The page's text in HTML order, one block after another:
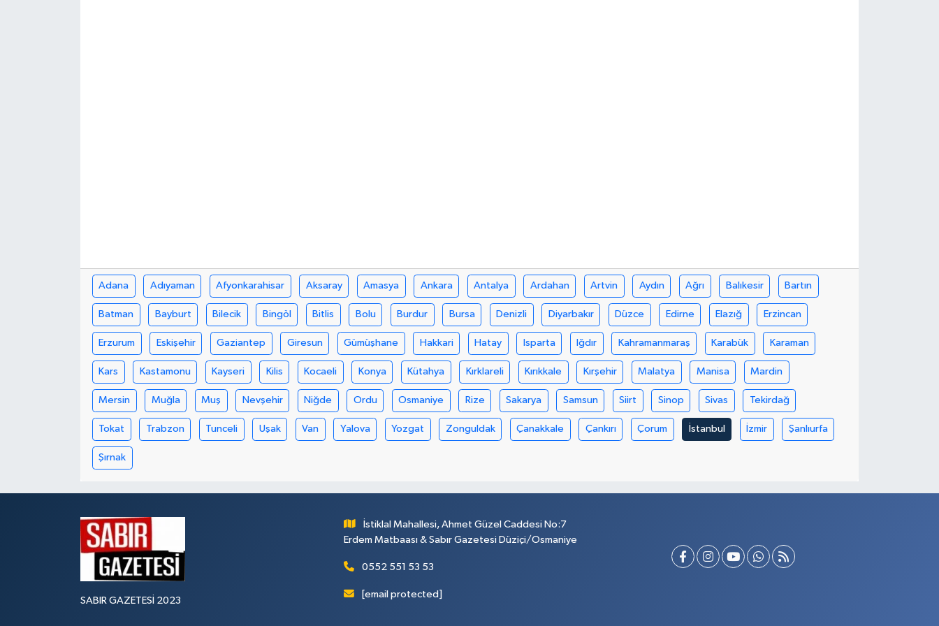
Adana Adıyaman Afyonkarahisar Aksaray Amasya Ankara Antalya Ardahan Artvin Aydın Ağrı Balıkesir Bartın
Batman Bayburt Bilecik Bingöl Bitlis Bolu Burdur Bursa Denizli Diyarbakır Düzce Edirne Elazığ Erzincan
Erzurum Eskişehir Gaziantep Giresun Gümüşhane Hakkari Hatay Isparta Iğdır Kahramanmaraş Karabük Karaman
Kars Kastamonu Kayseri Kilis Kocaeli Konya Kütahya Kırklareli Kırıkkale Kırşehir Malatya Manisa Mardin
Mersin Muğla Muş Nevşehir Niğde Ordu Osmaniye Rize Sakarya Samsun Siirt Sinop Sivas Tekirdağ
Tokat Trabzon Tunceli Uşak Van Yalova Yozgat Zonguldak Çanakkale Çankırı Çorum İstanbul İzmir Şanlıurfa
Şırnak
SABIR GAZETESİ 2023
İstiklal Mahallesi, Ahmet Güzel Caddesi No:7
Erdem Matbaası & Sabır Gazetesi Düziçi/Osmaniye
0552 551 53 53
[email protected]